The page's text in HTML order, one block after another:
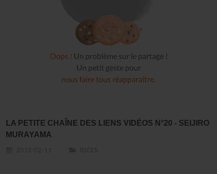
Oops ! Un problème sur le partage !
Un petit geste pour
nous faire tous réapparaître.
LA PETITE CHAÎNE DES LIENS VIDÉOS N°20 - SEIJIRO
MURAYAMA